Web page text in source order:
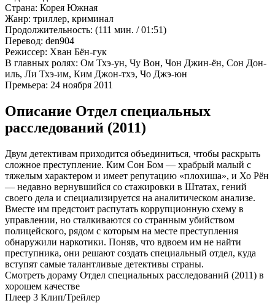
Страна: Корея Южная
Жанр: триллер, криминал
Продолжительность: (111 мин. / 01:51)
Перевод: den904
Режиссер: Хван Бён-гук
В главных ролях: Ом Тхэ-ун, Чу Вон, Чон Джин-ён, Сон Дон-
иль, Ли Тхэ-им, Ким Джон-тхэ, Чо Джэ-юн
Премьера: 24 ноября 2011
Описание Отдел специальных
расследований (2011)
Двум детективам приходится объединиться, чтобы раскрыть
сложное преступление. Ким Сон Бом — храбрый малый с
тяжелым характером и имеет репутацию «плохиша», и Хо Рён
— недавно вернувшийся со стажировки в Штатах, гений
своего дела и специализируется на аналитическом анализе.
Вместе им предстоит распутать коррупционную схему в
управлении, но сталкиваются со странным убийством
полицейского, рядом с которым на месте преступления
обнаружили наркотики. Поняв, что вдвоем им не найти
преступника, они решают создать специальный отдел, куда
вступят самые талантливые детективы страны.
Смотреть дораму Отдел специальных расследований (2011) в
хорошем качестве
Плеер 3 Клип/Трейлер